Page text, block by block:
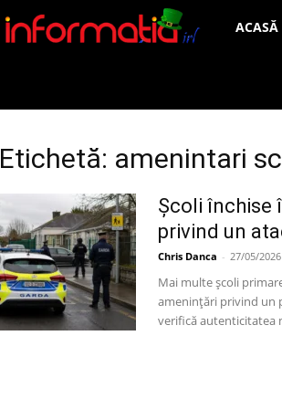
Informația
ACASĂ
Etichetă: amenintari
Școli închise
privind un
Chris Danca - 27/05/2026
Mai multe școli
amenințări privind un
verifică autenticitatea